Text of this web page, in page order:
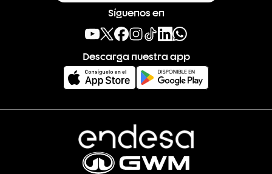
Síguenos en
Descarga nuestra app